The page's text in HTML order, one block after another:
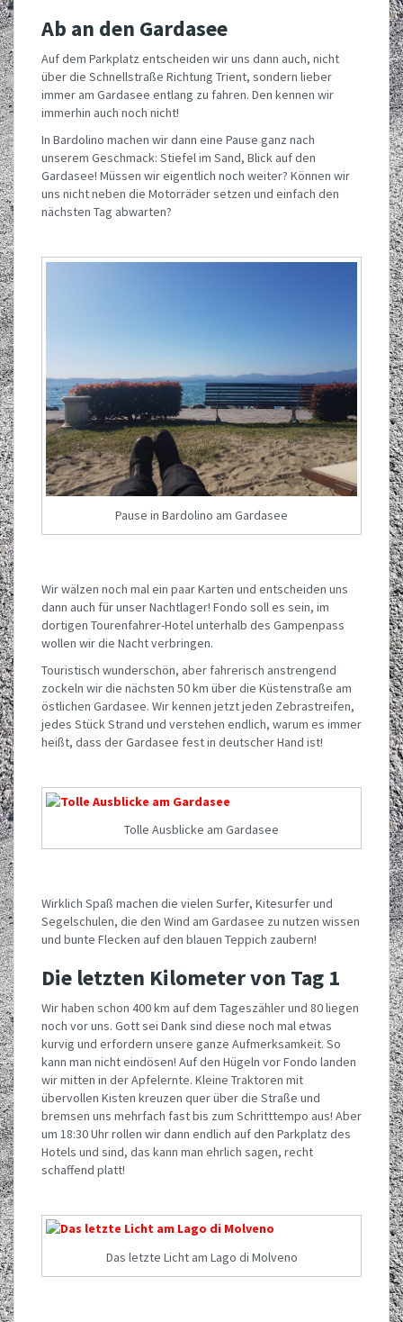
Ab an den Gardasee
Auf dem Parkplatz entscheiden wir uns dann auch, nicht
über die Schnellstraße Richtung Trient, sondern lieber
immer am Gardasee entlang zu fahren. Den kennen wir
immerhin auch noch nicht!
In Bardolino machen wir dann eine Pause ganz nach
unserem Geschmack: Stiefel im Sand, Blick auf den
Gardasee! Müssen wir eigentlich noch weiter? Können wir
uns nicht neben die Motorräder setzen und einfach den
nächsten Tag abwarten?
Pause in Bardolino am Gardasee
Wir wälzen noch mal ein paar Karten und entscheiden uns
dann auch für unser Nachtlager! Fondo soll es sein, im
dortigen Tourenfahrer-Hotel unterhalb des Gampenpass
wollen wir die Nacht verbringen.
Touristisch wunderschön, aber fahrerisch anstrengend
zockeln wir die nächsten 50 km über die Küstenstraße am
östlichen Gardasee. Wir kennen jetzt jeden Zebrastreifen,
jedes Stück Strand und verstehen endlich, warum es immer
heißt, dass der Gardasee fest in deutscher Hand ist!
Tolle Ausblicke am Gardasee
Wirklich Spaß machen die vielen Surfer, Kitesurfer und
Segelschulen, die den Wind am Gardasee zu nutzen wissen
und bunte Flecken auf den blauen Teppich zaubern!
Die letzten Kilometer von Tag 1
Wir haben schon 400 km auf dem Tageszähler und 80 liegen
noch vor uns. Gott sei Dank sind diese noch mal etwas
kurvig und erfordern unsere ganze Aufmerksamkeit. So
kann man nicht eindösen! Auf den Hügeln vor Fondo landen
wir mitten in der Apfelernte. Kleine Traktoren mit
übervollen Kisten kreuzen quer über die Straße und
bremsen uns mehrfach fast bis zum Schritttempo aus! Aber
um 18:30 Uhr rollen wir dann endlich auf den Parkplatz des
Hotels und sind, das kann man ehrlich sagen, recht
schaffend platt!
Das letzte Licht am Lago di Molveno